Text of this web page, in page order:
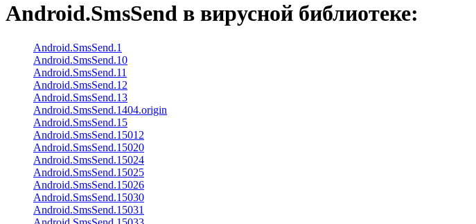
Android.SmsSend в вирусной библиотеке:
Android.SmsSend.1
Android.SmsSend.10
Android.SmsSend.11
Android.SmsSend.12
Android.SmsSend.13
Android.SmsSend.1404.origin
Android.SmsSend.15
Android.SmsSend.15012
Android.SmsSend.15020
Android.SmsSend.15024
Android.SmsSend.15025
Android.SmsSend.15026
Android.SmsSend.15030
Android.SmsSend.15031